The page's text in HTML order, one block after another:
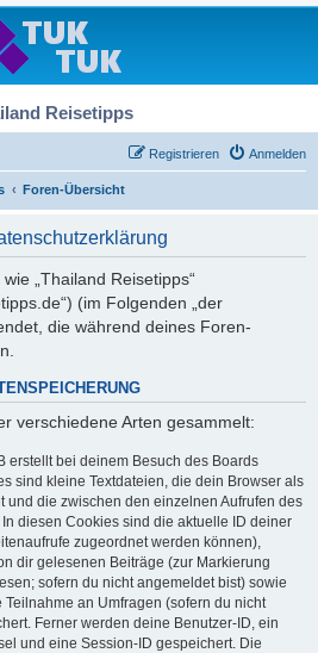
Reisetipps
Anmelden
Registrieren
Foren-Übersicht
„Thailand Reisetipps“
(im Folgenden „der
die während deines Foren-
verschiedene Arten gesammelt:
erstellt bei deinem Besuch des Boards
sind kleine Textdateien, die dein Browser als
und die zwischen den einzelnen Aufrufen des
diesen Cookies sind die aktuelle ID deiner
zugeordnet werden können),
dir gelesenen Beiträge (zur Markierung
sofern du nicht angemeldet bist) sowie
an Umfragen (sofern du nicht
Ferner werden deine Benutzer-ID, ein
und eine Session-ID gespeichert. Die